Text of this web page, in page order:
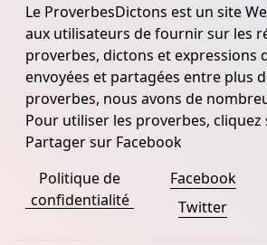
Le ProverbesDictons est un site
aux utilisateurs de fournir sur les
proverbes, dictons et expressions
envoyées et partagées entre plus
proverbes, nous avons de
Pour utiliser les proverbes,
Partager sur Facebook
Politique de
confidentialité
Facebook
Twitter